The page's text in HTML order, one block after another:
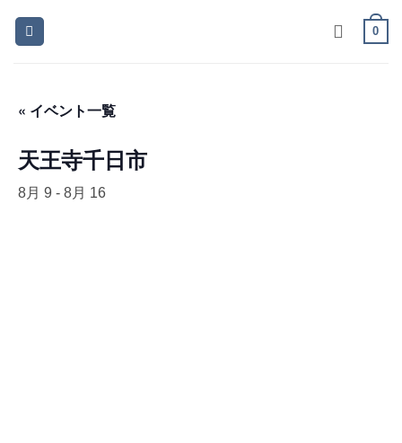
0
« イベント一覧
天王寺千日市
8月 9 - 8月 16